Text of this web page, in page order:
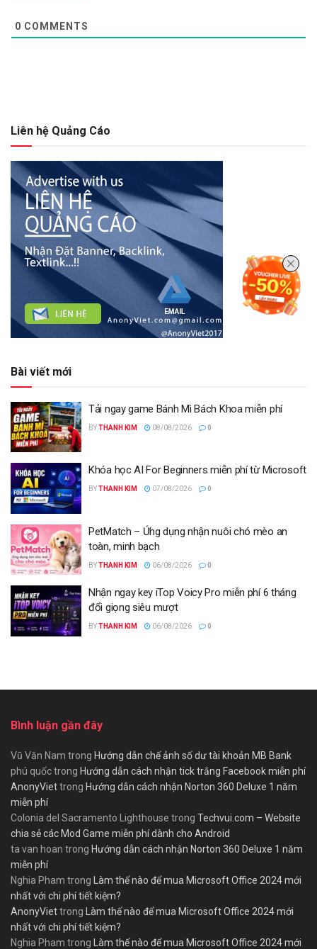
0 COMMENTS
Liên hệ Quảng Cáo
Bài viết mới
Tải ngay game Bánh Mì Bách Khoa miễn phí
BYTHANH KIM 08/08/2026 0
Khóa học AI For Beginners miễn phí từ Microsoft
BYTHANH KIM 07/08/2026 0
PetMatch – Ứng dụng nhận nuôi chó mèo an
toàn, minh bạch
BYTHANH KIM 06/08/2026 0
Nhận ngay key iTop Voicy Pro miễn phí 6 tháng
đổi giọng siêu mượt
BYTHANH KIM 06/08/2026 0
Bình luận gần đây
Vũ Văn Nam trong Hướng dẫn chế ảnh số dư tài khoản MB Bank
phú quốctrong Hướng dẫn cách nhận tick trắng Facebook miễn phí
AnonyViettrong Hướng dẫn cách nhận Norton 360 Deluxe 1 năm
miễn phí
Colonia del Sacramento Lighthouse trong Techvui.com – Website
chia sẻ các Mod Game miễn phí dành cho Android
ta van hoan trong Hướng dẫn cách nhận Norton 360 Deluxe 1 năm
miễn phí
Nghia Pham trong
Làm thế nào để mua Microsoft Office 2024 mới
nhất với chi phí tiết kiệm?
AnonyViettrong
Làm thế nào để mua Microsoft Office 2024 mới
nhất với chi phí tiết kiệm?
Nghia Pham trong
Làm thế nào để mua Microsoft Office 2024 mới